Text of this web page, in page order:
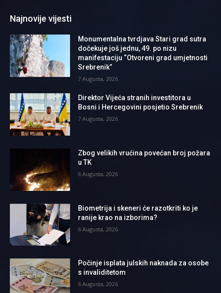
Najnovije vijesti
Monumentalna tvrdjava Stari grad sutra
dočekuje još jednu, 49. po nizu
manifestaciju “Otvoreni grad umjetnosti
Srebrenik”
7 Augusta, 2026
Direktor Vijeća stranih investitora u
Bosni i Hercegovini posjetio Srebrenik
7 Augusta, 2026
Zbog velikih vrućina povećan broj požara
u TK
6 Augusta, 2026
Biometrija i skeneri će razotkriti ko je
ranije krao na izborima?
6 Augusta, 2026
Počinje isplata julskih naknada za osobe
s invaliditetom
6 Augusta, 2026